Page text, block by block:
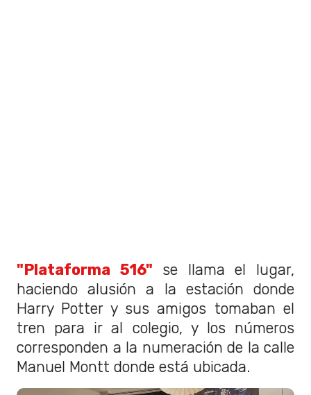
"Plataforma 516" se llama el lugar,
haciendo alusión a la estación donde
Harry Potter y sus amigos tomaban el
tren para ir al colegio, y los números
corresponden a la numeración de la calle
Manuel Montt donde está ubicada.